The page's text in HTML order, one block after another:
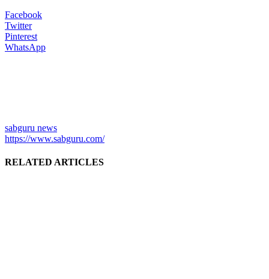
Facebook
Twitter
Pinterest
WhatsApp
sabguru news
https://www.sabguru.com/
RELATED ARTICLES